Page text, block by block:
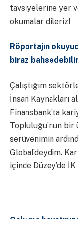
tavsiyelerine yer
okumalar dileriz!
Röportajın
biraz
Çalıştığım
İnsan Kaynakları
Finansbank’ta
Topluluğu’nun bir
serüvenimin
Global’deydim.
içinde Düzey’de
Çalışma